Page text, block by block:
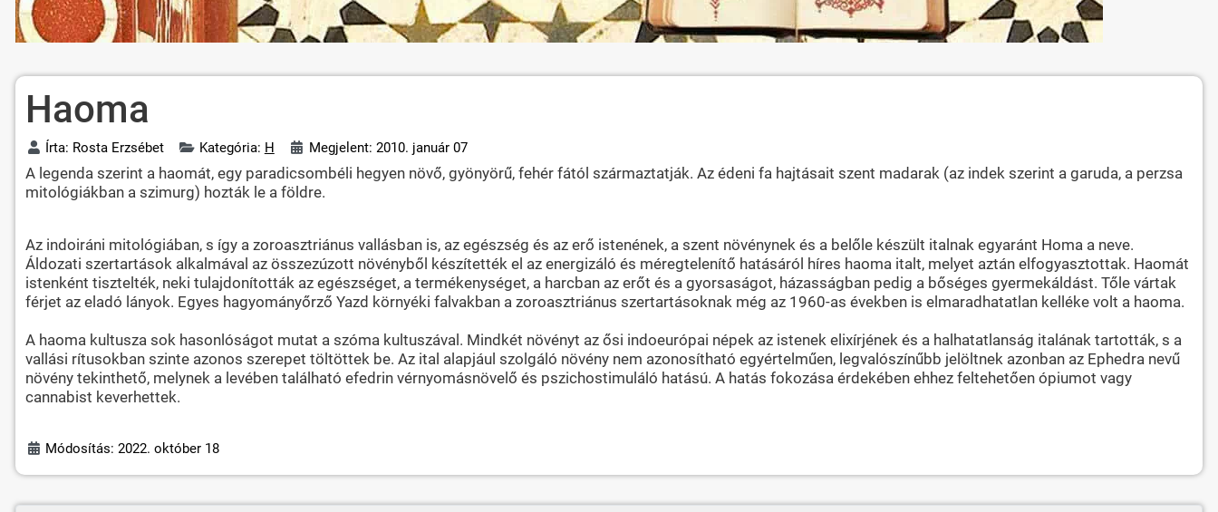
Haoma
Írta: Rosta Erzsébet Kategória: H Megjelent: 2010. január 07
A legenda szerint a haomát, egy paradicsombéli hegyen növő, gyönyörű, fehér fától származtatják. Az édeni fa hajtásait szent madarak (az indek szerint a garuda, a perzsa
mitológiákban a szimurg) hozták le a földre.
Az indoiráni mitológiában, s így a zoroasztriánus vallásban is, az egészség és az erő istenének, a szent növénynek és a belőle készült italnak egyaránt Homa a neve.
Áldozati szertartások alkalmával az összezúzott növényből készítették el az energizáló és méregtelenítő hatásáról híres haoma italt, melyet aztán elfogyasztottak. Haomát
istenként tisztelték, neki tulajdonították az egészséget, a termékenységet, a harcban az erőt és a gyorsaságot, házasságban pedig a bőséges gyermekáldást. Tőle vártak
férjet az eladó lányok. Egyes hagyományőrző Yazd környéki falvakban a zoroasztriánus szertartásoknak még az 1960-as években is elmaradhatatlan kelléke volt a haoma.
A haoma kultusza sok hasonlóságot mutat a szóma kultuszával. Mindkét növényt az ősi indoeurópai népek az istenek elixírjének és a halhatatlanság italának tartották, s a
vallási rítusokban szinte azonos szerepet töltöttek be. Az ital alapjául szolgáló növény nem azonosítható egyértelműen, legvalószínűbb jelöltnek azonban az Ephedra nevű
növény tekinthető, melynek a levében található efedrin vérnyomásnövelő és pszichostimuláló hatású. A hatás fokozása érdekében ehhez feltehetően ópiumot vagy
cannabist keverhettek.
Módosítás: 2022. október 18